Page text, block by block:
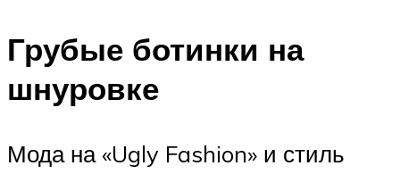
Грубые ботинки на
шнуровке
Мода на «Ugly Fashion» и стиль